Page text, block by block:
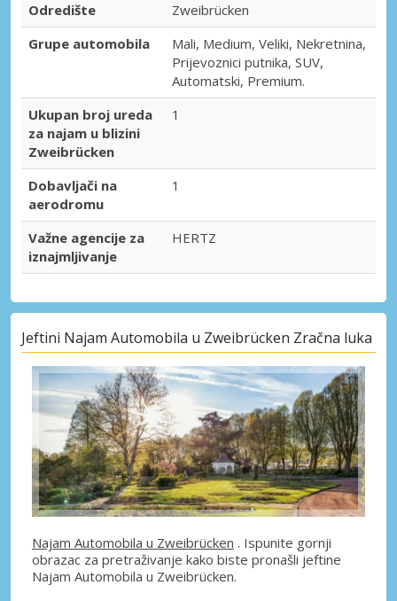
Odredište
Zweibrücken
Grupe automobila
Mali, Medium, Veliki, Nekretnina,
Prijevoznici putnika, SUV,
Automatski, Premium.
Ukupan broj ureda
za najam u blizini
Zweibrücken
1
Dobavljači na
aerodromu
1
Važne agencije za
iznajmljivanje
HERTZ
Jeftini Najam Automobila u Zweibrücken Zračna luka
Najam Automobila u Zweibrücken . Ispunite gornji
obrazac za pretraživanje kako biste pronašli jeftine
Najam Automobila u Zweibrücken.